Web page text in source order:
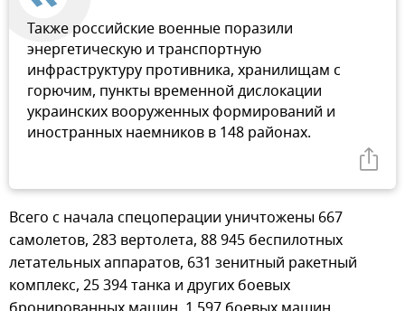
Также российские военные поразили
энергетическую и транспортную
инфраструктуру противника, хранилищам с
горючим, пункты временной дислокации
украинских вооруженных формирований и
иностранных наемников в 148 районах.
Всего с начала спецоперации уничтожены 667
самолетов, 283 вертолета, 88 945 беспилотных
летательных аппаратов, 631 зенитный ракетный
комплекс, 25 394 танка и других боевых